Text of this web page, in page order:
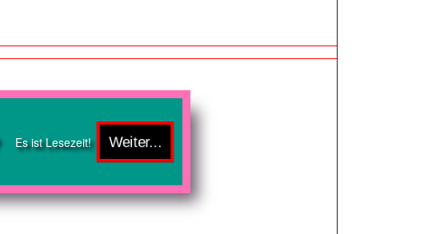
Es ist Lesezeit!